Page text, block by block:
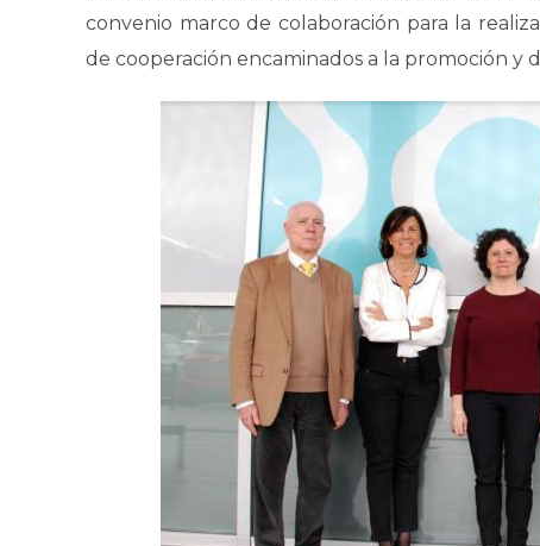
convenio marco de colaboración para la
de cooperación encaminados a la promoción y